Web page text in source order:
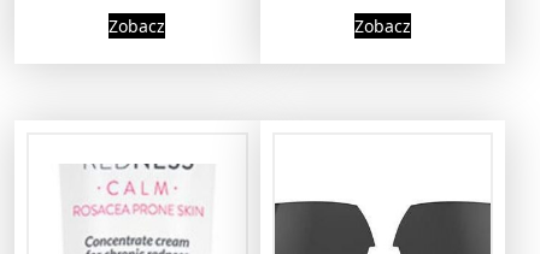
Zobacz Zobacz